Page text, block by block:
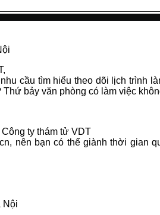
cầu tìm hiểu theo dõi lịch trình
bảy văn phòng có làm việc
ty thám tử VDT
nên bạn có thể giành thời gian
Nội